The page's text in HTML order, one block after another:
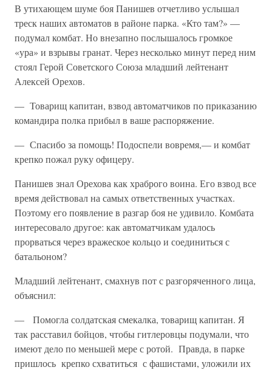
В утихающем шуме боя Панишев отчетливо услышал
треск наших автоматов в районе парка. «Кто там?» —
подумал комбат. Но внезап­но послышалось громкое
«ура» и взрывы гранат. Через несколько минут перед ним
стоял Герой Советского Союза младший лейтенант
Алексей Орехов.
— Товарищ капитан, взвод автоматчиков по приказанию
команди­ра полка прибыл в ваше распоряжение.
— Спасибо за помощь! Подоспели вовремя,— и комбат
крепко по­жал руку офицеру.
Панишев знал Орехова как храброго воина. Его взвод все
время действовал на самых ответственных участках.
Поэтому его появление в разгар боя не удивило. Комбата
интересовало другое: как автомат­чикам удалось
прорваться через вражеское кольцо и соединиться с
батальоном?
Младший лейтенант, смахнув пот с разгоряченного лица,
объ­яснил:
— Помогла солдатская смекалка, товарищ капитан. Я
так расста­вил бойцов, чтобы гитлеровцы подумали, что
имеют дело по меньшей мере с ротой. Правда, в парке
пришлось крепко схватиться с фа­шистами, уложили их